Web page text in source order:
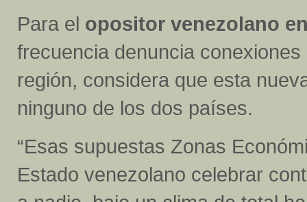
Para el opositor venezolano
frecuencia denuncia conexiones
región, considera que esta
ninguno de los dos países.
“Esas supuestas Zonas
Estado venezolano celebrar